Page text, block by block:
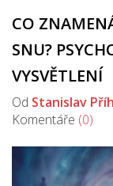
CO
SNU?
VYSVĚTLENÍ
Od Stanislav
Komentáře (0)